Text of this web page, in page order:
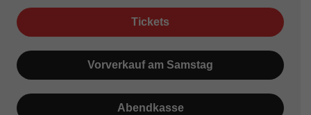
Tickets
Vorverkauf am Samstag
Abendkasse